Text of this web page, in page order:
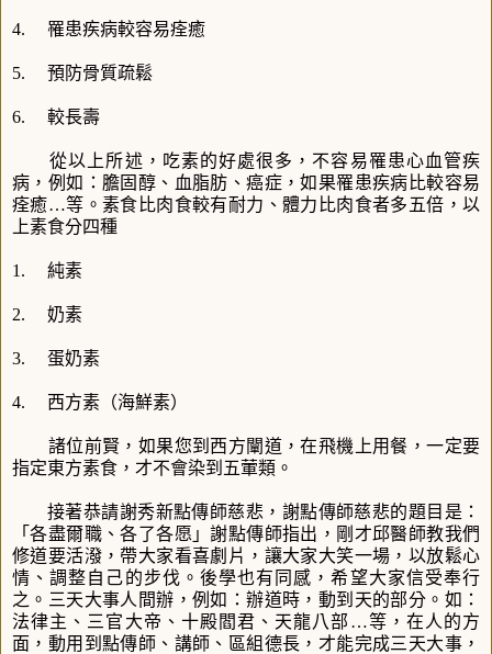
4. 罹患疾病較容易痊癒
5. 預防骨質疏鬆
6. 較長壽
從以上所述，吃素的好處很多，不容易罹患心血管疾
病，例如：膽固醇、血脂肪、癌症，如果罹患疾病比較容易
痊癒…等。素食比肉食較有耐力、體力比肉食者多五倍，以
上素食分四種
1. 純素
2. 奶素
3. 蛋奶素
4. 西方素（海鮮素）
諸位前賢，如果您到西方闡道，在飛機上用餐，一定要
指定東方素食，才不會染到五葷類。
接著恭請謝秀新點傳師慈悲，謝點傳師慈悲的題目是：
「各盡爾職、各了各愿」謝點傳師指出，剛才邱醫師教我們
修道要活潑，帶大家看喜劇片，讓大家大笑一場，以放鬆心
情、調整自己的步伐。後學也有同感，希望大家信受奉行
之。三天大事人間辦，例如：辦道時，動到天的部分。如：
法律主、三官大帝、十殿閻君、天龍八部 …等，在人的方
面，動用到點傳師、講師、區組德長，才能完成三天大事，